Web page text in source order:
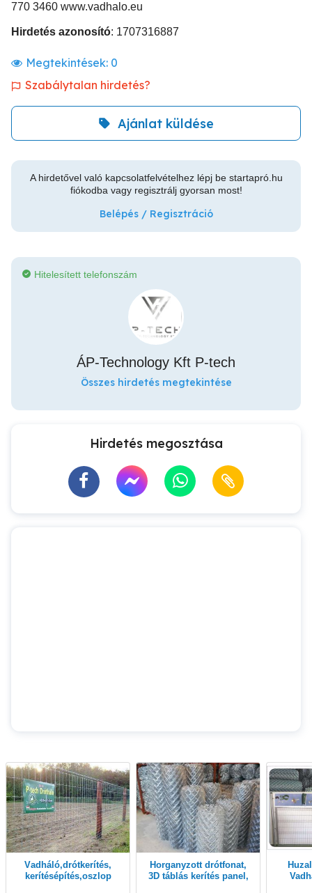
770 3460 www.vadhalo.eu
Hirdetés azonosító: 1707316887
Megtekintések: 0
Szabálytalan hirdetés?
Ajánlat küldése
A hirdetővel való kapcsolatfelvételhez lépj be startapró.hu
fiókodba vagy regisztrálj gyorsan most!
Belépés / Regisztráció
Hitelesített telefonszám
ÁP-Technology Kft P-tech
Összes hirdetés megtekintése
Hirdetés megosztása
vadháló,drótkerítés,
kerítésépítés,oszlop
Horganyzott drótfonat,
3D táblás kerítés panel,
Huzal Betonoszlop